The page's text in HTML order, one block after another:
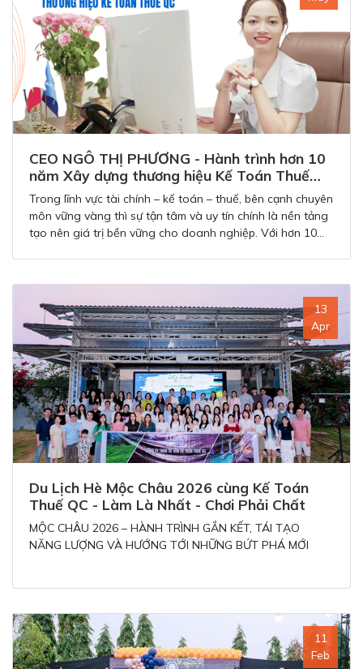
CEO NGÔ THỊ PHƯƠNG - Hành trình hơn 10
năm Xây dựng thương hiệu Kế Toán Thuế
QC
Trong lĩnh vực tài chính – kế toán – thuế, bên cạnh chuyên
môn vững vàng thì sự tận tâm và uy tín chính là nền tảng
tạo nên giá trị bền vững cho doanh nghiệp. Với hơn 10
Toán Thuế QC trở thành đơn vị đồng hành đáng tin cậy
của hàng nghìn doanh nghiệp.
13
Apr
Du Lịch Hè Mộc Châu 2026 cùng Kế Toán
Thuế QC - Làm Là Nhất - Chơi Phải Chất
MỘC CHÂU 2026 – HÀNH TRÌNH GẮN KẾT, TÁI TẠO
NĂNG LƯỢNG VÀ HƯỚNG TỚI NHỮNG BỨT PHÁ MỚI
11
Feb